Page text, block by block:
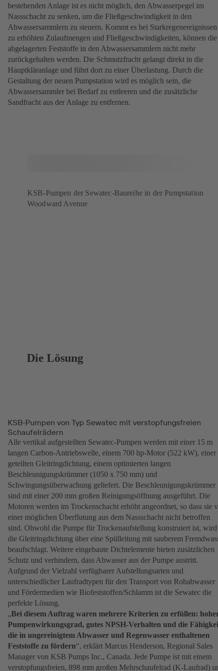
bestehenden Anlage ist es nicht möglich, den Abwasserpegel im
Nassschacht zu senken, um die Fließgeschwindigkeit in den
Abwassersammlern zu steuern. Kommt es bei Starkregenereignissen
zu erhöhten Zulaufmengen und Fließgeschwindigkeiten, können die
abgelagerten Feststoffe in den Abwassersammlern nicht mehr
zurückgehalten werden. Die Schmutzfracht gelangt direkt in die
Hauptkläranlage und führt dort zu einer Überlastung. Durch die
Gestaltung der neuen Pumpstation wird es möglich sein, die
Abwassersammler bei Bedarf zu entleeren und die zusätzliche
Sandfracht aus der Anlage zu entfernen.
KSB-Pumpen der Sewatec-Baureihe in der Pumpstation
Woodward Avenue
Die Lösung
KSB-Pumpen von Typ Sewatec mit verstopfungsfreien
Schaufelrädern
Alle vertikal aufgestellten Sewatec-Pumpen werden mit einer 15 m
langen Carbon-Antriebswelle, einem 700 hp-Motor (522 kW), einer
geteilten Gleitringdichtung, einem optimierten langen
Beschleunigungskrümmer (1050 x 750 mm) und
Schwingungsüberwachung geliefert. Die Beschleunigungskrümmer
sind mit einer 200 mm großen Reinigungsöffnung ausgeführt. Die
Motoren werden im Trockenschacht erhöht angeordnet, so dass sie
einer möglichen Überflutung aus dem Nassschacht nicht betroffen
sind. Obwohl die Pumpe für Trockenaufstellung konstruiert ist, wird
die Gleitringdichtung über eine Spülleitung mit sauberem
beaufschlagt. Weitere eingebaute Dichtelemente bieten zusätzlichen
Schutz und verhindern, dass Abwasser aus der Pumpe austritt.
Aufgrund der Vielzahl verfügbarer Aufstellungsarten und
unterschiedlicher Laufradtypen für den Transport von Rohabwasser
und Fördermedien wie Biofeststoffen/Schlamm ist die Sewatec die
perfekte Lösung.
„Bei diesem Auftrag waren mehrere Kriterien zu erfüllen:
Pumpenwirkungsgrad, gutes NPSH-Verhalten und die
die in ungereinigtem Abwasser und Regenwasser enthaltenen
Feststoffe zu fördern“, erklärt Marcus Henderson, Regional Sales
Manager von KSB Pumps Inc., Canada. Jede Pumpe ist mit einem
verstopfungsfreien, 898 mm großen Mehrschaufelrad (K-Laufrad)